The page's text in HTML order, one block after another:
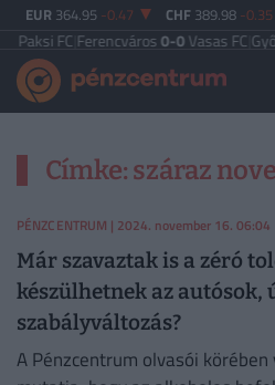
EUR 364.95 -0.47 CHF 389.98 -0.35
FC| Ferencváros0-0Vasas FC| Győri
Címke: száraz
PÉNZCENTRUM | 2024. november 16. 06:04
Már szavaztak is a zéró
készülhetnek az autósok,
szabályváltozás?
A Pénzcentrum olvasói